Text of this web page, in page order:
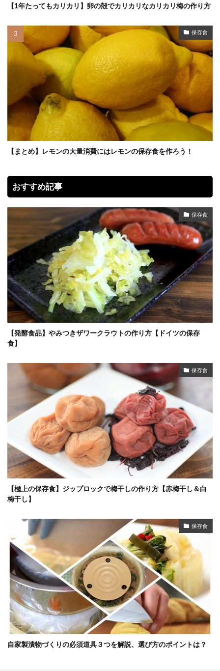
【1年たってもカリカリ】卵の殻でカリカリなカリカリ梅の作り方
保存食
【まとめ】レモンの大量消費にはレモンの保存食を作ろう！
おすすめ記事
保存食
【発酵食品】やみつきザワークラウトの作り方【ドイツの保存
食】
保存食
【極上の保存食】ジップロックで梅干しの作り方【赤梅干し＆白
梅干し】
保存食
自家製漬物づくりの必須道具３つを解説、選び方のポイントは？